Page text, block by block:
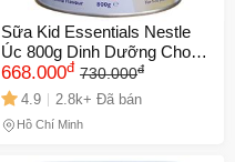
Sữa Kid Essentials Nestle
Úc 800g Dinh Dưỡng Cho
Trẻ 1-10 Tuổi - Hỗ Trợ Tăng
Cân, Tiêu Hóa Tốt, Hương Vị
Ngon Dễ Uống
668.000đ 730.000đ
4.9 2.8k+ Đã bán
Hồ Chí Minh